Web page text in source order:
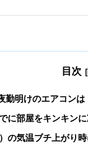
目次
勤明けのエアコンは
に部屋をキンキンに
の気温ブチ上がり